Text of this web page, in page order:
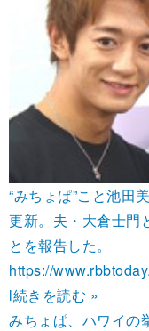
“みちょぱ”こと池田
更新。夫・大倉士門
とを報告した。
https://
l続きを読む »
みちょぱ、ハワイの